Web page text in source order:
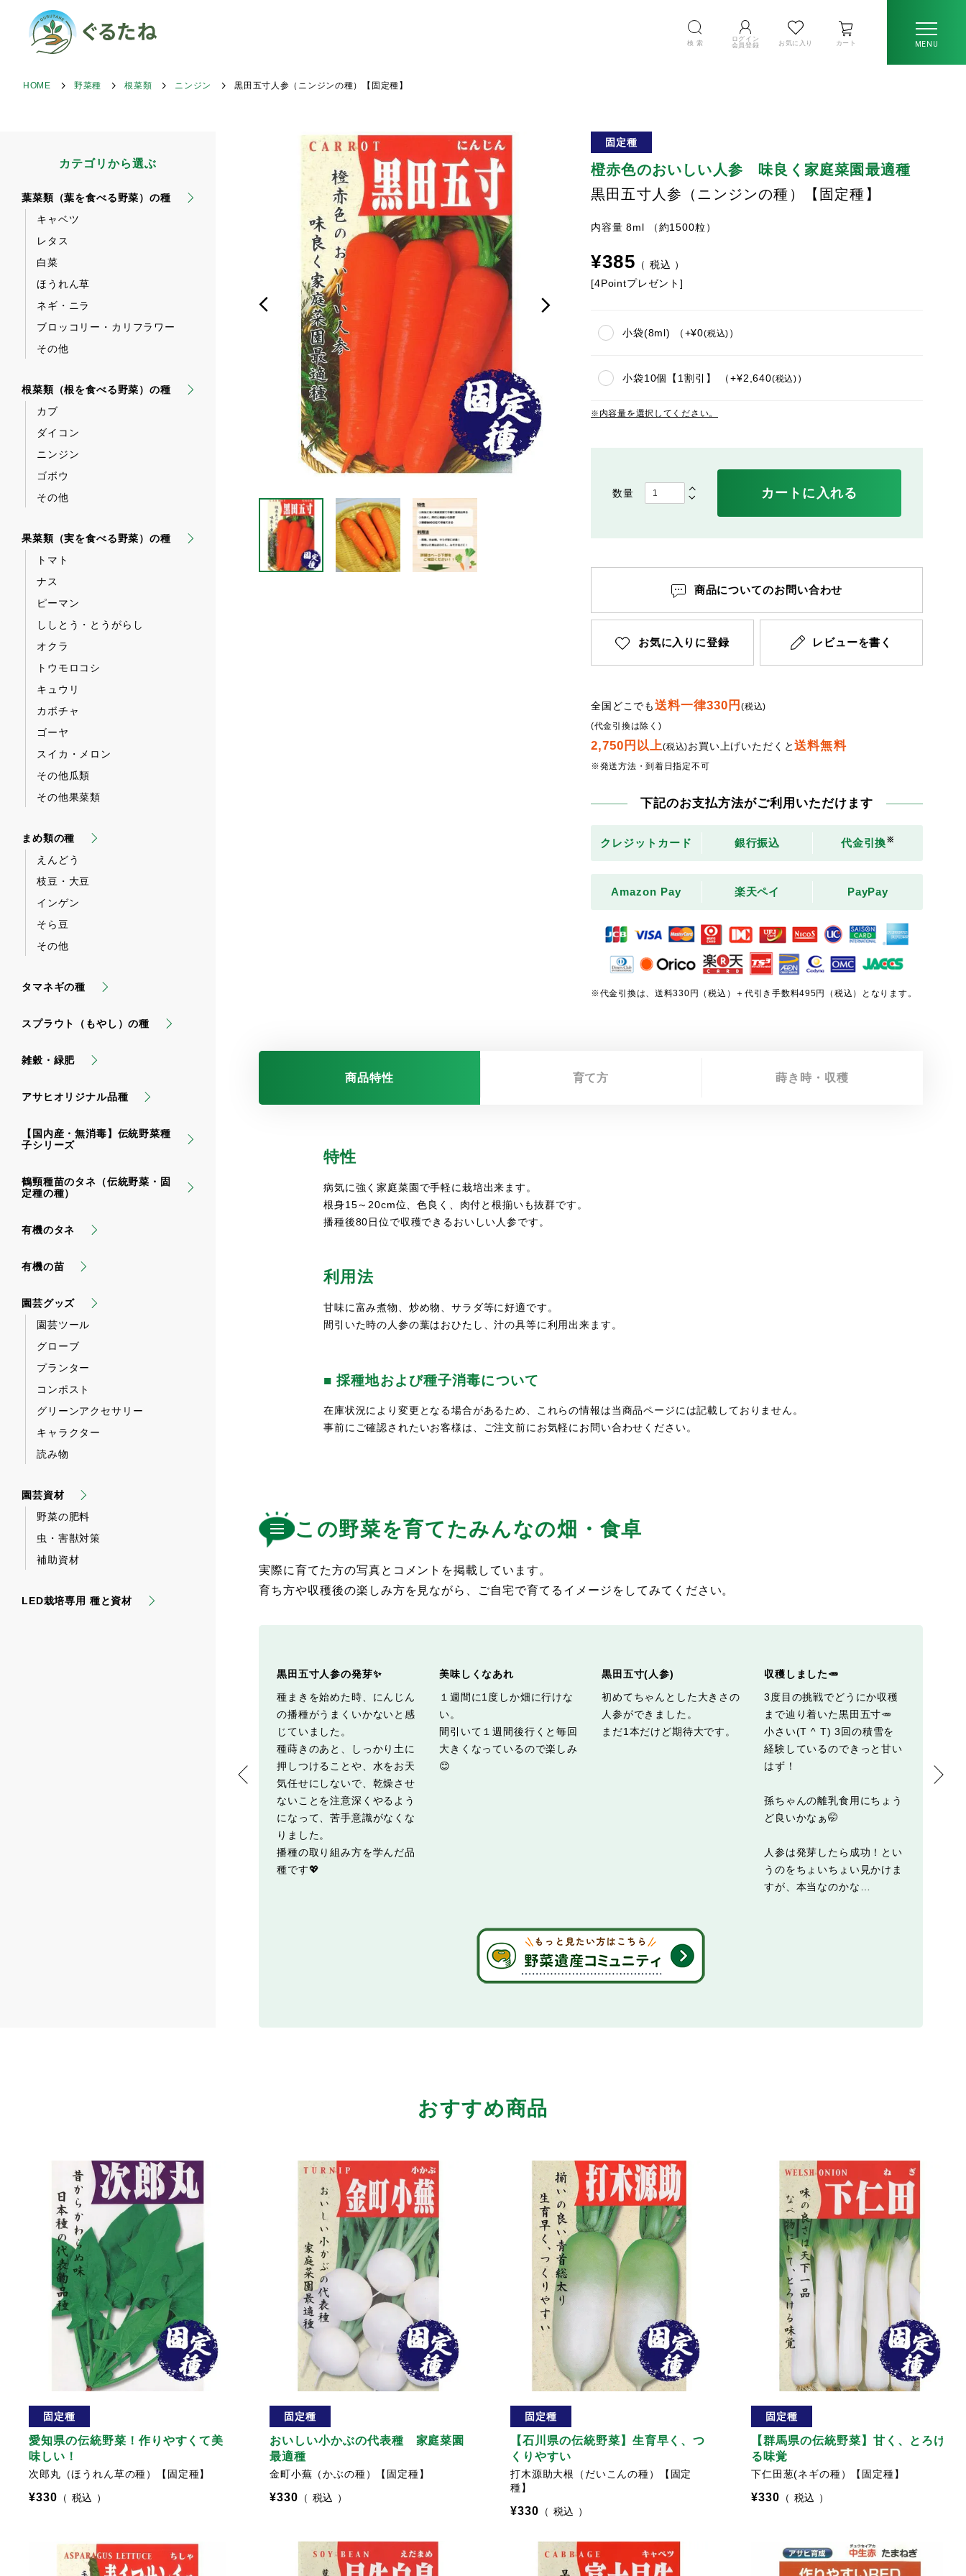
検 索
ログイン
会員登録
お気に入り カート MENU
HOME 野菜種 根菜類 ニンジン 黒田五寸人参（ニンジンの種）【固定種】
カテゴリから選ぶ
葉菜類（葉を食べる野菜）の種
キャベツ
レタス
白菜
ほうれん草
ネギ・ニラ
ブロッコリー・カリフラワー
その他
根菜類（根を食べる野菜）の種
カブ
ダイコン
ニンジン
ゴボウ
その他
果菜類（実を食べる野菜）の種
トマト
ナス
ピーマン
ししとう・とうがらし
オクラ
トウモロコシ
キュウリ
カボチャ
ゴーヤ
スイカ・メロン
その他瓜類
その他果菜類
まめ類の種
えんどう
枝豆・大豆
インゲン
そら豆
その他
タマネギの種
スプラウト（もやし）の種
雑穀・緑肥
アサヒオリジナル品種
【国内産・無消毒】伝統野菜種
子シリーズ
鶴頸種苗のタネ（伝統野菜・固
定種の種）
有機のタネ
有機の苗
園芸グッズ
園芸ツール
グローブ
プランター
コンポスト
グリーンアクセサリー
キャラクター
読み物
園芸資材
野菜の肥料
虫・害獣対策
補助資材
LED栽培専用 種と資材
固定種
橙赤色のおいしい人参 味良く家庭菜園最適種
黒田五寸人参（ニンジンの種）【固定種】
内容量 8ml （約1500粒）
¥385
税込
[4Pointプレゼント]
内容量を選択してください。
小袋(8ml) +¥0 税込
小袋10個【1割引】 +¥2,640 税込
カートに入れる
商品についてのお問い合わせ
お気に入りに登録 レビューを書く
全国どこでも送料一律330円(税込)
(代金引換は除く)
2,750円以上(税込)お買い上げいただくと送料無料
※発送方法・到着日指定不可
下記のお支払方法がご利用いただけます
クレジットカード 銀行振込 代金引換※
Amazon Pay 楽天ペイ PayPay
※代金引換は、送料330円（税込）＋代引き手数料495円（税込）となります。
商品特性 育て方 蒔き時・収穫
特性
病気に強く家庭菜園で手軽に栽培出来ます。
根身15～20cm位、色良く、肉付と根揃いも抜群です。
播種後80日位で収穫できるおいしい人参です。
利用法
甘味に富み煮物、炒め物、サラダ等に好適です。
間引いた時の人参の葉はおひたし、汁の具等に利用出来ます。
■ 採種地および種子消毒について
在庫状況により変更となる場合があるため、これらの情報は当商品ページには記載しておりません。
事前にご確認されたいお客様は、ご注文前にお気軽にお問い合わせください。
この野菜を育てたみんなの畑・食卓
実際に育てた方の写真とコメントを掲載しています。
育ち方や収穫後の楽しみ方を見ながら、ご自宅で育てるイメージをしてみてください。
い…葉っぱは柔らかいのでか
黒田五寸人参の発芽✨
種まきを始めた時、にんじん
の播種がうまくいかないと感
じていました。
種蒔きのあと、しっかり土に
押しつけることや、水をお天
気任せにしないで、乾燥させ
ないことを注意深くやるよう
になって、苦手意識がなくな
りました。
播種の取り組み方を学んだ品
種です💖
美味しくなあれ
１週間に1度しか畑に行けな
い。
間引いて１週間後行くと毎回
大きくなっているので楽しみ
😊
黒田五寸(人参)
初めてちゃんとした大きさの
人参ができました。
まだ1本だけど期待大です。
収穫しました🥕
3度目の挑戦でどうにか収穫
まで辿り着いた黒田五寸🥕
小さい(T ^ T) 3回の積雪を
経験しているのできっと甘い
はず！
孫ちゃんの離乳食用にちょう
ど良いかなぁ🤭
人参は発芽したら成功！とい
うのをちょいちょい見かけま
すが、本当なのかな…
い…葉
き揚げ
おすすめ商品
愛知県の伝統野菜！作りやすくて美
味しい！
次郎丸（ほうれん草の種）【固定種】
固定種
¥330 税込
おいしい小かぶの代表種 家庭菜園
最適種
金町小蕪（かぶの種）【固定種】
固定種
¥330 税込
【石川県の伝統野菜】生育早く、つ
くりやすい
打木源助大根（だいこんの種）【固定
種】
固定種
¥330 税込
【群馬県の伝統野菜】甘く、とろけ
る味覚
下仁田葱(ネギの種）【固定種】
固定種
¥330 税込